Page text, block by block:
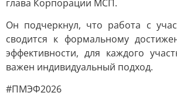
глава Корпорации МСП.
Он подчеркнул, что работа с
сводится к формальному
эффективности, для каждого
важен индивидуальный подход.
#ПМЭФ2026